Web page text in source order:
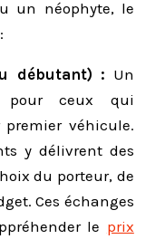
un néophyte, le
débutant) : Un
pour ceux qui
véhicule.
y délivrent des
du porteur, de
Ces échanges
le prix